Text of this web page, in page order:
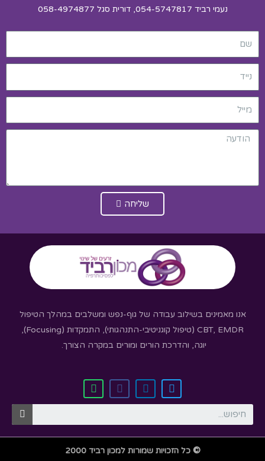
נעמי רביד 054-5747817, דורית סגל 058-4974877
שליחה
אנו מאמינים בשילוב עבודה של גוף-נפש ומשלבים במהלך הטיפול
CBT, EMDR (טיפול קוגניטיבי-התנהגותי), התמקדות (Focusing),
יוגה, והדרכת הורים ומורים במקרה הצורך.
©כל הזכויות שמורות למכון רביד 2000